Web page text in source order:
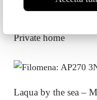
Private home
Laqua by the sea –